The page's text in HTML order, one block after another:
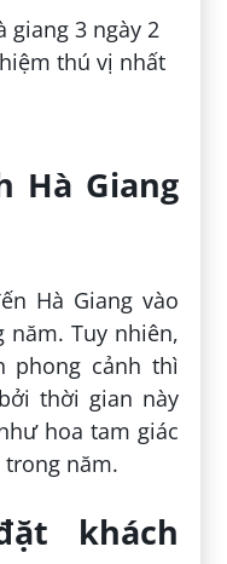
Hà Giang
Hà Giang vào
Tuy nhiên,
phong cảnh thì
thời gian này
hoa tam giác
năm.
khách